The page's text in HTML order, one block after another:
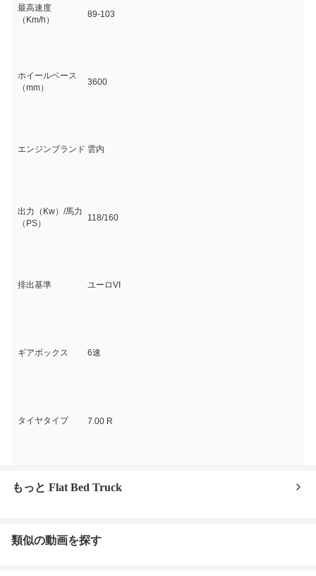
最高速度
（Km/h）
89-103
ホイールベース
（mm）
3600
エンジンブランド 雲内
出力（Kw）/馬力
（PS）
118/160
排出基準 ユーロVI
ギアボックス 6速
タイヤタイプ 7.00 R
もっと Flat Bed Truck
類似の動画を探す